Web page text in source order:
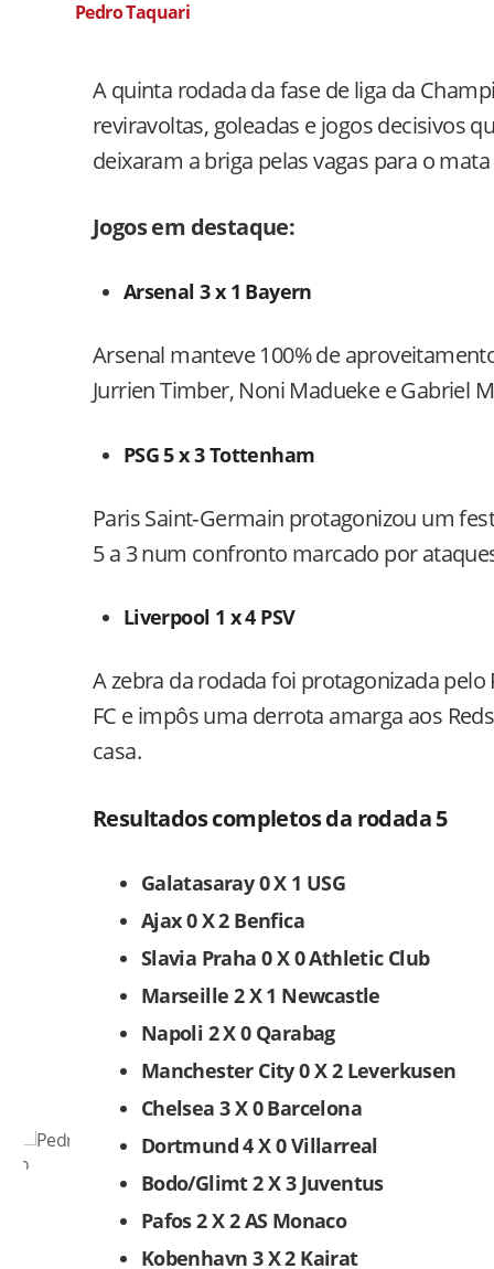
Pedro Taquari
A quinta rodada da fase de liga da
reviravoltas, goleadas e jogos decisivos
deixaram a briga pelas vagas para o
Jogos em destaque:
Arsenal 3 x 1 Bayern
Arsenal manteve 100% de
Jurrien Timber, Noni Madueke e Gabriel
PSG 5 x 3 Tottenham
Paris Saint‑Germain protagonizou um
5 a 3 num confronto marcado por
Liverpool 1 x 4 PSV
A zebra da rodada foi protagonizada
FC e impôs uma derrota amarga aos
casa.
Resultados completos da rodada 5
Galatasaray 0 X 1 USG
Ajax 0 X 2 Benfica
Slavia Praha 0 X 0 Athletic Club
Marseille 2 X 1 Newcastle
Napoli 2 X 0 Qarabag
Manchester City 0 X 2 Leverkusen
Chelsea 3 X 0 Barcelona
Dortmund 4 X 0 Villarreal
Bodo/Glimt 2 X 3 Juventus
Pafos 2 X 2 AS Monaco
Kobenhavn 3 X 2 Kairat